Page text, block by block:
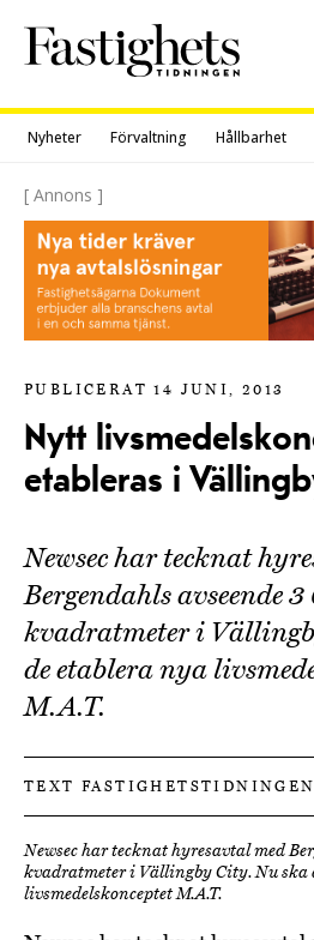
content
Nyheter Förvaltning Hållbarhet
[ Annons ]
PUBLICERAT 14 JUNI, 2013
Nytt
etableras i
Newsec har tecknat
Bergendahls avseende
kvadratmeter i
de etablera nya
M.A.T.
TEXT
Newsec har tecknat hyresavtal med
kvadratmeter i Vällingby City. Nu ska
livsmedelskonceptet M.A.T.